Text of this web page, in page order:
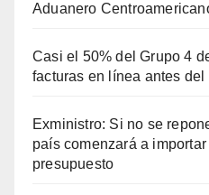
Aduanero
Casi el 50% del Grupo 4
facturas en línea antes
Exministro: Si no se
país comenzará a
presupuesto